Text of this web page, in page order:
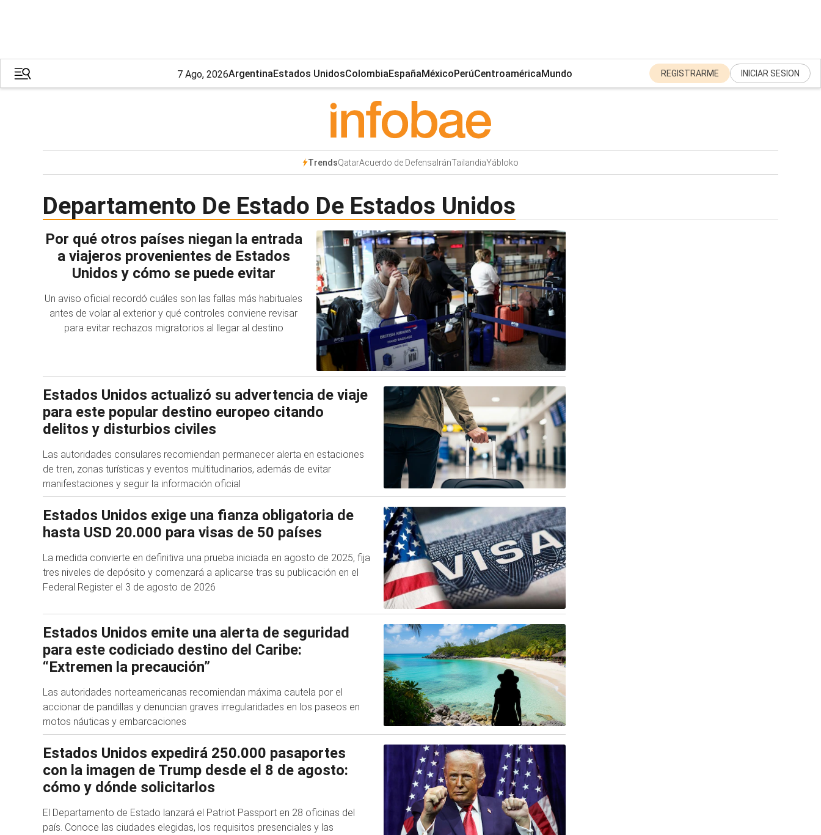
7 Ago, 2026ArgentinaEstados UnidosColombiaEspañaMéxicoPerúCentroaméricaMundo REGISTRARME INICIAR SESION
TrendsQatarAcuerdo de DefensaIránTailandiaYábloko
Departamento De Estado De Estados Unidos
Por qué otros países niegan la entrada
a viajeros provenientes de Estados
Unidos y cómo se puede evitar
Un aviso oficial recordó cuáles son las fallas más habituales
antes de volar al exterior y qué controles conviene revisar
para evitar rechazos migratorios al llegar al destino
Estados Unidos actualizó su advertencia de viaje
para este popular destino europeo citando
delitos y disturbios civiles
Las autoridades consulares recomiendan permanecer alerta en estaciones
de tren, zonas turísticas y eventos multitudinarios, además de evitar
manifestaciones y seguir la información oficial
Estados Unidos exige una fianza obligatoria de
hasta USD 20.000 para visas de 50 países
La medida convierte en definitiva una prueba iniciada en agosto de 2025, fija
tres niveles de depósito y comenzará a aplicarse tras su publicación en el
Federal Register el 3 de agosto de 2026
Estados Unidos emite una alerta de seguridad
para este codiciado destino del Caribe:
“Extremen la precaución”
Las autoridades norteamericanas recomiendan máxima cautela por el
accionar de pandillas y denuncian graves irregularidades en los paseos en
motos náuticas y embarcaciones
Estados Unidos expedirá 250.000 pasaportes
con la imagen de Trump desde el 8 de agosto:
cómo y dónde solicitarlos
El Departamento de Estado lanzará el Patriot Passport en 28 oficinas del
país. Conoce las ciudades elegidas, los requisitos presenciales y las